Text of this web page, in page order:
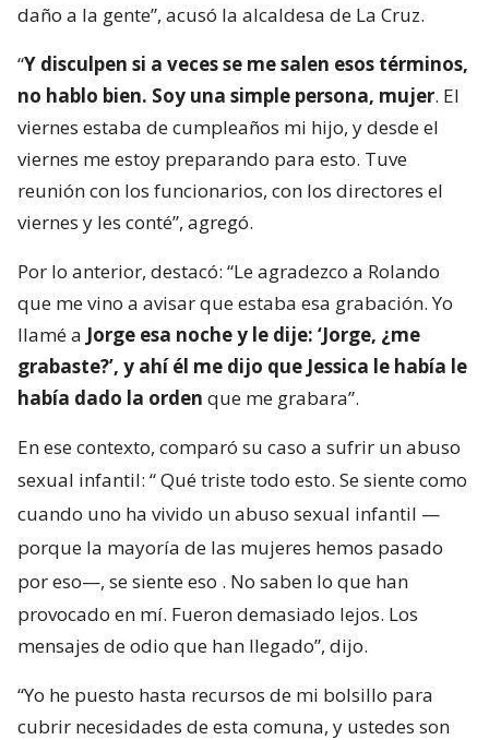
daño a la gente”, acusó la alcaldesa de La Cruz.
“Y disculpen si a veces se me salen esos términos,
no hablo bien. Soy una simple persona, mujer. El
viernes estaba de cumpleaños mi hijo, y desde el
viernes me estoy preparando para esto. Tuve
reunión con los funcionarios, con los directores el
viernes y les conté”, agregó.
Por lo anterior, destacó: “Le agradezco a Rolando
que me vino a avisar que estaba esa grabación. Yo
llamé a Jorge esa noche y le dije: ‘Jorge, ¿me
grabaste?’, y ahí él me dijo que Jessica le había le
había dado la orden que me grabara”.
En ese contexto, comparó su caso a sufrir un abuso
sexual infantil: “Qué triste todo esto. Se siente como
cuando uno ha vivido un abuso sexual infantil —
porque la mayoría de las mujeres hemos pasado
por eso—, se siente eso . No saben lo que han
provocado en mí. Fueron demasiado lejos. Los
mensajes de odio que han llegado”, dijo.
“Yo he puesto hasta recursos de mi bolsillo para
cubrir necesidades de esta comuna, y ustedes son